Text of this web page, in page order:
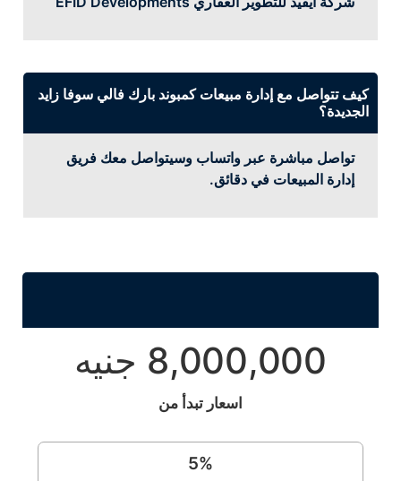
كيف تتواصل مع إدارة مبيعات كمبوند بارك فالي سوفا زايد
الجديدة؟
تواصل مباشرة عبر واتساب وسيتواصل معك فريق
إدارة المبيعات في دقائق.
8,000,000 جنيه
اسعار تبدأ من
5%